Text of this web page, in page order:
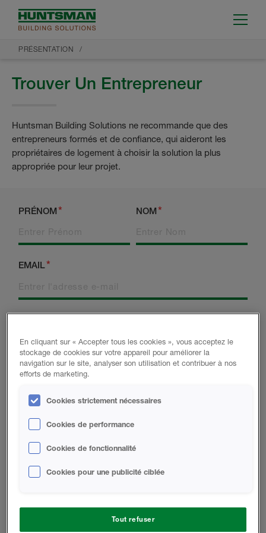
PRÉSENTATION
Trouver Un Entrepreneur
Huntsman Building Solutions ne recommande que des
entrepreneurs formés et de confiance, qui aideront les
propriétaires de logement à choisir la solution la plus
appropriée pour leur projet.
PRÉNOM NOM
EMAIL
VILLE
PAYS
En cliquant sur « Accepter tous les cookies », vous acceptez le
stockage de cookies sur votre appareil pour améliorer la
navigation sur le site, analyser son utilisation et contribuer à nos
efforts de marketing.
Cookies strictement nécessaires
Cookies de performance
Cookies de fonctionnalité
Cookies pour une publicité ciblée
Tout refuser